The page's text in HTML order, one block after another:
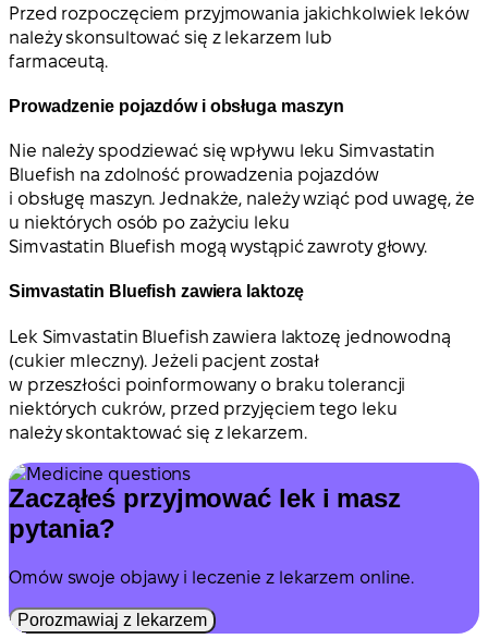
Przed rozpoczęciem przyjmowania jakichkolwiek leków
należy skonsultować się z lekarzem lub
farmaceutą.
Prowadzenie pojazdów i obsługa maszyn
Nie należy spodziewać się wpływu leku Simvastatin
Bluefish na zdolność prowadzenia pojazdów
i obsługę maszyn. Jednakże, należy wziąć pod uwagę, że
u niektórych osób po zażyciu leku
Simvastatin Bluefish mogą wystąpić zawroty głowy.
Simvastatin Bluefish zawiera laktozę
Lek Simvastatin Bluefish zawiera laktozę jednowodną
(cukier mleczny). Jeżeli pacjent został
w przeszłości poinformowany o braku tolerancji
niektórych cukrów, przed przyjęciem tego leku
należy skontaktować się z lekarzem.
Zacząłeś przyjmować lek i masz
pytania?
Omów swoje objawy i leczenie z lekarzem online.
Porozmawiaj z lekarzem